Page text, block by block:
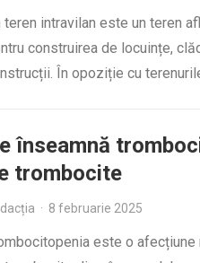
teren intravilan este un teren
construirea de locuințe,
În opoziție cu
înseamnă
trombocite
· 8 februarie 2025
este o